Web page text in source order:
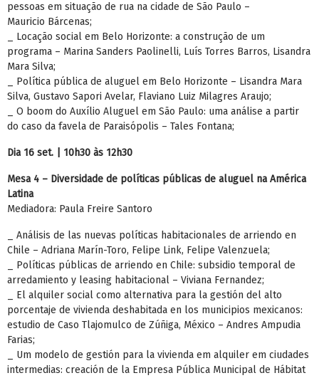
pessoas em situação de rua na cidade de São Paulo –
Mauricio Bárcenas;
_ Locação social em Belo Horizonte: a construção de um
programa – Marina Sanders Paolinelli, Luís Torres Barros, Lisandra
Mara Silva;
_ Política pública de aluguel em Belo Horizonte – Lisandra Mara
Silva, Gustavo Sapori Avelar, Flaviano Luiz Milagres Araujo;
_ O boom do Auxílio Aluguel em São Paulo: uma análise a partir
do caso da favela de Paraisópolis – Tales Fontana;
Dia 16 set. | 10h30 às 12h30
Mesa 4 – Diversidade de políticas públicas de aluguel na América
Latina
Mediadora: Paula Freire Santoro
_ Análisis de las nuevas políticas habitacionales de arriendo en
Chile – Adriana Marín-Toro, Felipe Link, Felipe Valenzuela;
_ Políticas públicas de arriendo en Chile: subsidio temporal de
arredamiento y leasing habitacional – Viviana Fernandez;
_ El alquiler social como alternativa para la gestión del alto
porcentaje de vivienda deshabitada en los municipios mexicanos:
estudio de Caso Tlajomulco de Zúñiga, México – Andres Ampudia
Farias;
_ Um modelo de gestión para la vivienda em alquiler em ciudades
intermedias: creación de la Empresa Pública Municipal de Hábitat